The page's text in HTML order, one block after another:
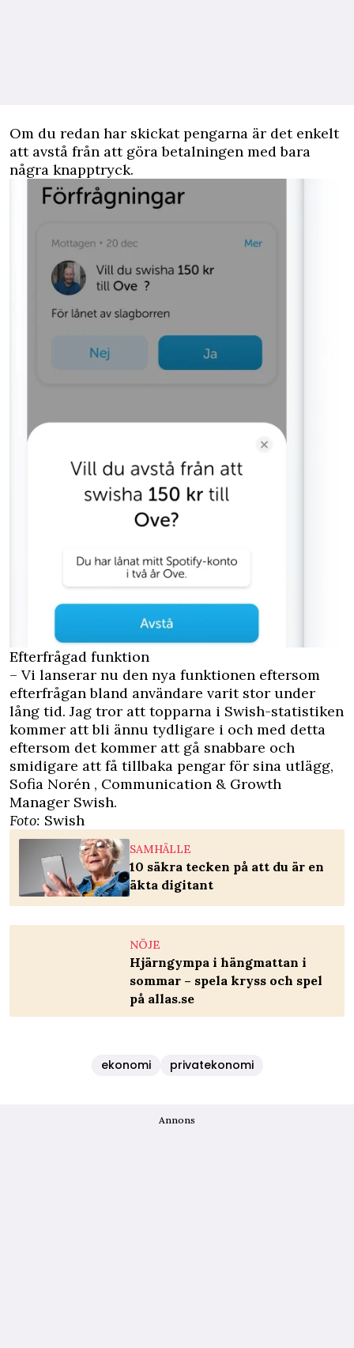
Om du redan har skickat pengarna är det enkelt
att avstå från att göra betalningen med bara
några knapptryck.
Efterfrågad funktion
– Vi lanserar nu den nya funktionen eftersom
efterfrågan bland användare varit stor under
lång tid. Jag tror att topparna i Swish-statistiken
kommer att bli ännu tydligare i och med detta
eftersom det kommer att gå snabbare och
smidigare att få tillbaka pengar för sina utlägg,
Sofia Norén , Communication & Growth
Manager Swish.
Foto: Swish
SAMHÄLLE
10 säkra tecken på att du är en
äkta digitant
NÖJE
Hjärngympa i hängmattan i
sommar – spela kryss och spel
på allas.se
ekonomi privatekonomi
Annons